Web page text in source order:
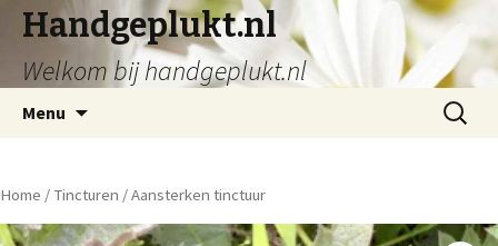
Handgeplukt.nl
Welkom bij handgeplukt.nl
Menu
Zoeken
naar:
Home / Tincturen / Aansterken tinctuur